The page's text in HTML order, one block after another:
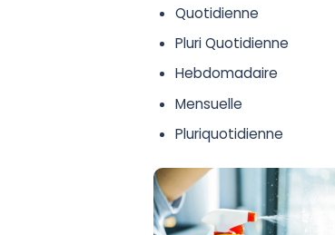
Quotidienne
Pluri Quotidienne
Hebdomadaire
Mensuelle
Pluriquotidienne